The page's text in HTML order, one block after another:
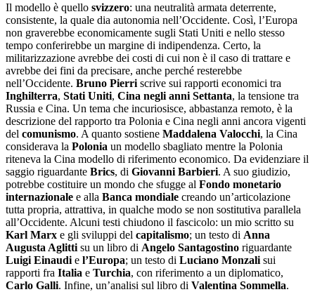
Il modello è quello svizzero: una neutralità armata deterrente,
consistente, la quale dia autonomia nell’Occidente. Così, l’Europa
non graverebbe economicamente sugli Stati Uniti e nello stesso
tempo conferirebbe un margine di indipendenza. Certo, la
militarizzazione avrebbe dei costi di cui non è il caso di trattare e
avrebbe dei fini da precisare, anche perché resterebbe
nell’Occidente. Bruno Pierri scrive sui rapporti economici tra
Inghilterra, Stati Uniti, Cina negli anni Settanta, la tensione tra
Russia e Cina. Un tema che incuriosisce, abbastanza remoto, è la
descrizione del rapporto tra Polonia e Cina negli anni ancora vigenti
del comunismo. A quanto sostiene Maddalena Valocchi, la Cina
considerava la Polonia un modello sbagliato mentre la Polonia
riteneva la Cina modello di riferimento economico. Da evidenziare il
saggio riguardante Brics, di Giovanni Barbieri. A suo giudizio,
potrebbe costituire un mondo che sfugge al Fondo monetario
internazionale e alla Banca mondiale creando un’articolazione
tutta propria, attrattiva, in qualche modo se non sostitutiva parallela
all’Occidente. Alcuni testi chiudono il fascicolo: un mio scritto su
Karl Marx e gli sviluppi del capitalismo; un testo di Anna
Augusta Aglitti su un libro di Angelo Santagostino riguardante
Luigi Einaudi e l’Europa; un testo di Luciano Monzali sui
rapporti fra Italia e Turchia, con riferimento a un diplomatico,
Carlo Galli. Infine, un’analisi sul libro di Valentina Sommella.